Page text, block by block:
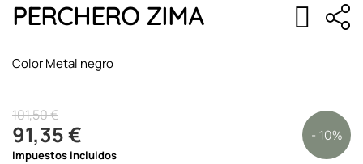
PERCHERO ZIMA
Color Metal negro
101,50 €
91,35 € - 10%
Impuestos incluidos